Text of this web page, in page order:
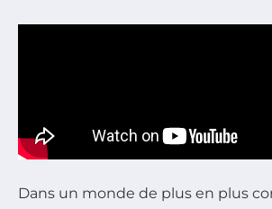
Dans un monde de plus en plus